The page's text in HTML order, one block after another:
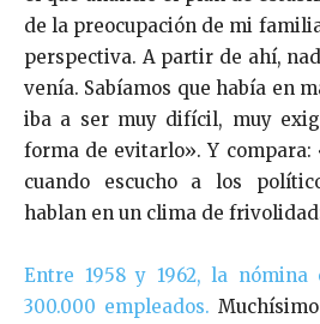
de la preocupación de mi
perspectiva. A partir de ahí,
venía. Sabíamos que había en
iba a ser muy difícil, muy
forma de evitarlo». Y compara:
cuando escucho a los
hablan en un clima de
Entre 1958 y 1962, la
300.000 empleados.